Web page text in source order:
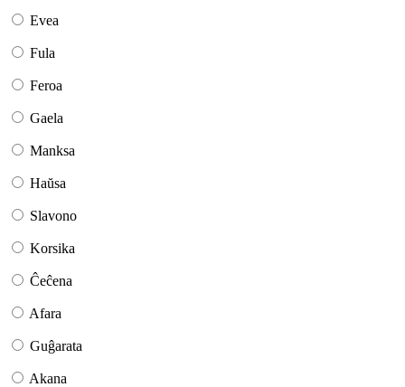
Evea
Fula
Feroa
Gaela
Manksa
Haŭsa
Slavono
Korsika
Ĉeĉena
Afara
Guĝarata
Akana